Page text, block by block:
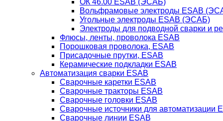
ОК 46.00 ESAB (ЭСАБ)
Вольфрамовые электроды ESAB
Угольные электроды ESAB (ЭСАБ)
Электроды для подводной сварки и
Флюсы, ленты, проволока ESAB
Порошковая проволока, ESAB
Присадочные прутки, ESAB
Керамические подкладки ESAB
Автоматизация сварки ESAB
Сварочные каретки ESAB
Сварочные тракторы ESAB
Сварочные головки ESAB
Сварочные источники для автоматизации
Сварочные линии ESAB